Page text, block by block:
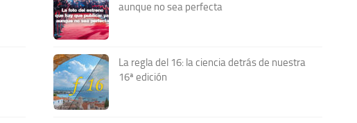
aunque no sea perfecta
La regla del 16: la ciencia detrás de nuestra
16ª edición